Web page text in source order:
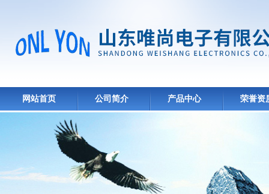
网站首页 公司简介 产品中心 荣誉资